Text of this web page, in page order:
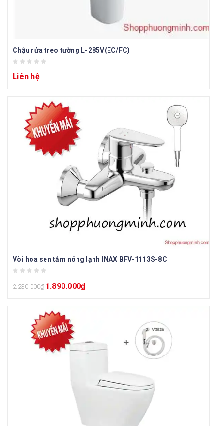
Chậu rửa treo tường L-285V(EC/FC)
Liên hệ
Vòi hoa sen tắm nóng lạnh INAX BFV-1113S-8C
2.230.000₫ 1.890.000₫